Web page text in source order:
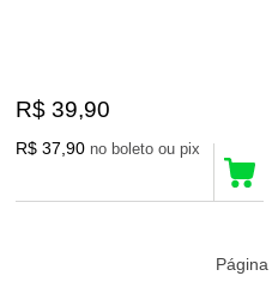
R$ 39,90
R$ 37,90 no boleto ou pix
Página